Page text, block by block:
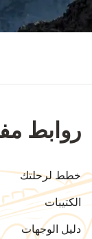
روابط
خطط لرحلتك
الكتيبات
دليل الوجهات